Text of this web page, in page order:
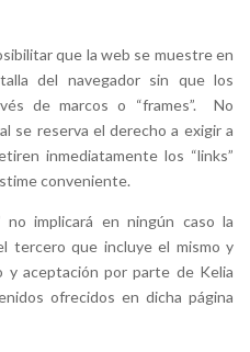
que la web se muestre en
del navegador sin que los
de marcos o “frames”. No
se reserva el derecho a exigir a
inmediatamente los “links”
conveniente.
no implicará en ningún caso la
tercero que incluye el mismo y
y aceptación por parte de Kelia
ofrecidos en dicha página